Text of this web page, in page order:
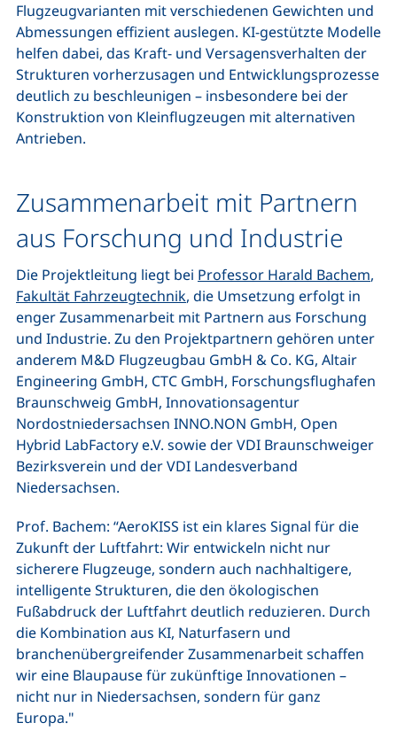
Flugzeugvarianten mit verschiedenen Gewichten und
Abmessungen effizient auslegen. KI-gestützte Modelle
helfen dabei, das Kraft- und Versagensverhalten der
Strukturen vorherzusagen und Entwicklungsprozesse
deutlich zu beschleunigen – insbesondere bei der
Konstruktion von Kleinflugzeugen mit alternativen
Antrieben.
Zusammenarbeit mit Partnern
aus Forschung und Industrie
Die Projektleitung liegt bei Professor Harald Bachem,
Fakultät Fahrzeugtechnik, die Umsetzung erfolgt in
enger Zusammenarbeit mit Partnern aus Forschung
und Industrie. Zu den Projektpartnern gehören unter
anderem M&D Flugzeugbau GmbH & Co. KG, Altair
Engineering GmbH, CTC GmbH, Forschungsflughafen
Braunschweig GmbH, Innovationsagentur
Nordostniedersachsen INNO.NON GmbH, Open
Hybrid LabFactory e.V. sowie der VDI Braunschweiger
Bezirksverein und der VDI Landesverband
Niedersachsen.
Prof. Bachem: “AeroKISS ist ein klares Signal für die
Zukunft der Luftfahrt: Wir entwickeln nicht nur
sicherere Flugzeuge, sondern auch nachhaltigere,
intelligente Strukturen, die den ökologischen
Fußabdruck der Luftfahrt deutlich reduzieren. Durch
die Kombination aus KI, Naturfasern und
branchenübergreifender Zusammenarbeit schaffen
wir eine Blaupause für zukünftige Innovationen –
nicht nur in Niedersachsen, sondern für ganz
Europa."